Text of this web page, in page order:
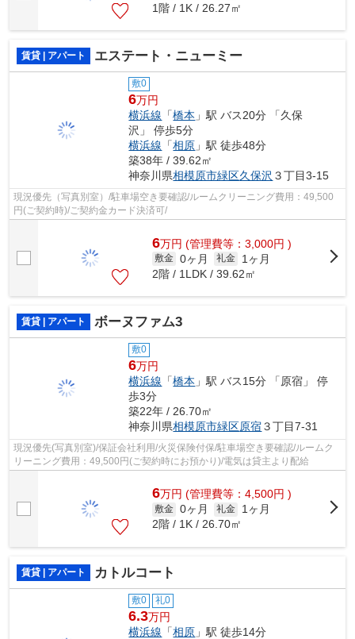
1階 / 1K / 26.27㎡
賃貸 | アパート エステート・ニューミー
敷0
6万円
横浜線 「橋本 」駅 バス20分 「久保
沢」 停歩5分
横浜線 「相原 」駅 徒歩48分
築38年 / 39.62㎡
神奈川県相模原市緑区久保沢 ３丁目3-15
現況優先（写真別室）/駐車場空き要確認/ルームクリーニング費用：49,500
円(ご契約時)/ご契約金カード決済可/
6万円 (管理費等：3,000円 )
敷金 0ヶ月 礼金
1ヶ月
2階 / 1LDK / 39.62㎡
賃貸 | アパート ボーヌファム3
敷0
6万円
横浜線 「橋本 」駅 バス15分 「原宿」 停
歩3分
築22年 / 26.70㎡
神奈川県相模原市緑区原宿３丁目7-31
現況優先(写真別室)/保証会社利用/火災保険付保/駐車場空き要確認/ルームク
リーニング費用：49,500円(ご契約時にお預かり)/電気は貸主より配給
6万円 (管理費等：4,500円 )
敷金 0ヶ月 礼金
1ヶ月
2階 / 1K / 26.70㎡
賃貸 | アパート カトルコート
敷0 礼0
6.3万円
横浜線 「相原 」駅 徒歩14分